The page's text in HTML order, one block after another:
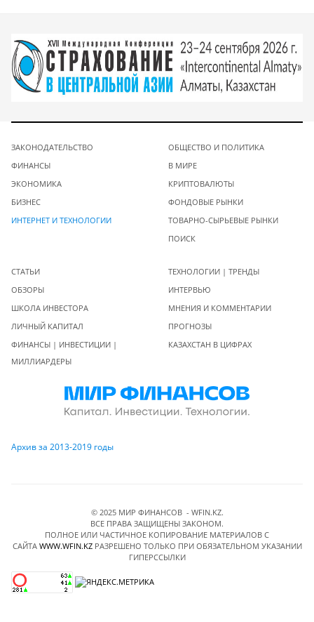
ЗАКОНОДАТЕЛЬСТВО
ФИНАНСЫ
ЭКОНОМИКА
БИЗНЕС
ИНТЕРНЕТ И ТЕХНОЛОГИИ
ОБЩЕСТВО И ПОЛИТИКА
В МИРЕ
КРИПТОВАЛЮТЫ
ФОНДОВЫЕ РЫНКИ
ТОВАРНО-СЫРЬЕВЫЕ РЫНКИ
ПОИСК
СТАТЬИ
ОБЗОРЫ
ШКОЛА ИНВЕСТОРА
ЛИЧНЫЙ КАПИТАЛ
ФИНАНСЫ | ИНВЕСТИЦИИ |
МИЛЛИАРДЕРЫ
ТЕХНОЛОГИИ | ТРЕНДЫ
ИНТЕРВЬЮ
МНЕНИЯ И КОММЕНТАРИИ
ПРОГНОЗЫ
КАЗАХСТАН В ЦИФРАХ
Архив за 2013-2019 годы
© 2025 МИР ФИНАНСОВ - WFIN.KZ.
ВСЕ ПРАВА ЗАЩИЩЕНЫ ЗАКОНОМ.
ПОЛНОЕ ИЛИ ЧАСТИЧНОЕ КОПИРОВАНИЕ МАТЕРИАЛОВ C
САЙТА WWW.WFIN.KZРАЗРЕШЕНО ТОЛЬКО ПРИ ОБЯЗАТЕЛЬНОМ УКАЗАНИИ
ГИПЕРССЫЛКИ